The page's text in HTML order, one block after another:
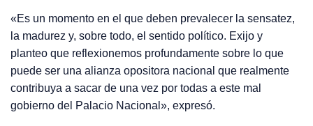
«Es un momento en el que deben prevalecer la sensatez,
la madurez y, sobre todo, el sentido político. Exijo y
planteo que reflexionemos profundamente sobre lo que
puede ser una alianza opositora nacional que realmente
contribuya a sacar de una vez por todas a este mal
gobierno del Palacio Nacional», expresó.